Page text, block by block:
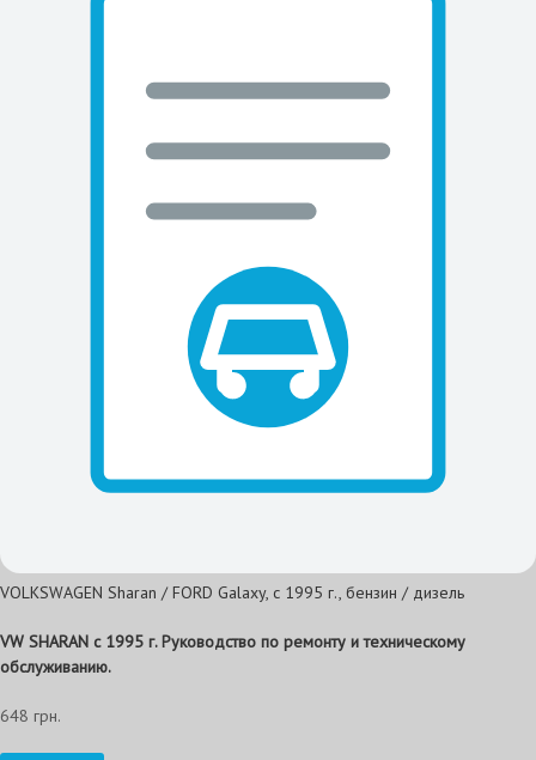
VOLKSWAGEN Sharan / FORD Galaxy, с 1995 г., бензин / дизель
VW SHARAN c 1995 г. Руководство по ремонту и техническому
обслуживанию.
648 грн.